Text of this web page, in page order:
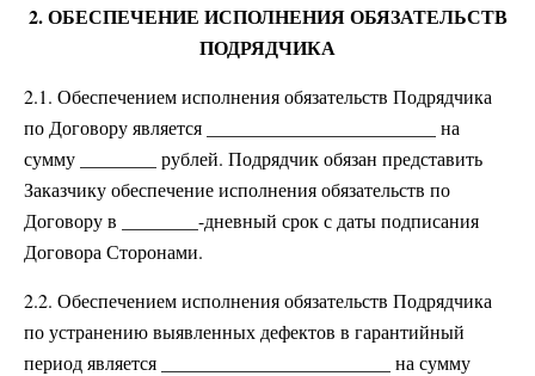
2. ОБЕСПЕЧЕНИЕ ИСПОЛНЕНИЯ ОБЯЗАТЕЛЬСТВ
ПОДРЯДЧИКА
2.1. Обеспечением исполнения обязательств Подрядчика
по Договору является ________________________ на
сумму ________ рублей. Подрядчик обязан представить
Заказчику обеспечение исполнения обязательств по
Договору в ________-дневный срок с даты подписания
Договора Сторонами.
2.2. Обеспечением исполнения обязательств Подрядчика
по устранению выявленных дефектов в гарантийный
период является ________________________ на сумму